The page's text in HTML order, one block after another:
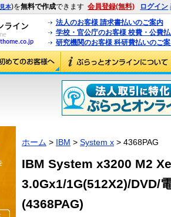
見本)を無料で作成できます 会員登録(無料) ログイン
法人のお客様 請求書払いのご案内
学校・官公庁のお客様 校費・公費
研究機関のお客様 科研費払いのご
ホーム > IBM > System x > 4368PAG
IBM System x3200 M2
3.0Gx1/1G(512X2)/DVD/
(4368PAG)